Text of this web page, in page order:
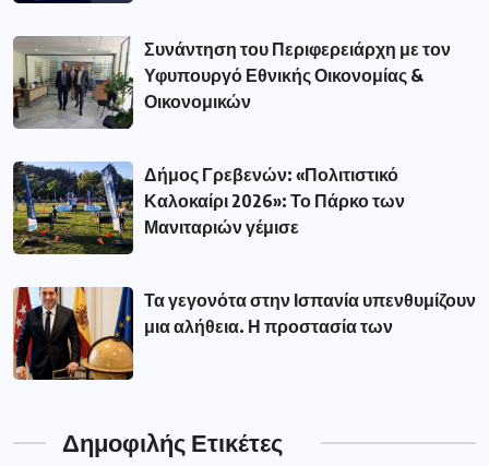
Συνάντηση του Περιφερειάρχη με τον
Υφυπουργό Εθνικής Οικονομίας &
Οικονομικών
Δήμος Γρεβενών: «Πολιτιστικό
Καλοκαίρι 2026»: Το Πάρκο των
Μανιταριών γέμισε
Τα γεγονότα στην Ισπανία υπενθυμίζουν
μια αλήθεια. Η προστασία των
Δημοφιλής Ετικέτες